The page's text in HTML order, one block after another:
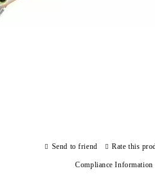
Send to friend Rate this
Compliance Information